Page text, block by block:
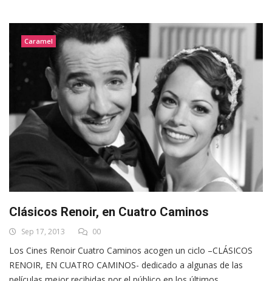
Caramel
Clásicos Renoir, en Cuatro Caminos
Sep 17, 2013 00
Los Cines Renoir Cuatro Caminos acogen un ciclo –CLÁSICOS
RENOIR, EN CUATRO CAMINOS- dedicado a algunas de las